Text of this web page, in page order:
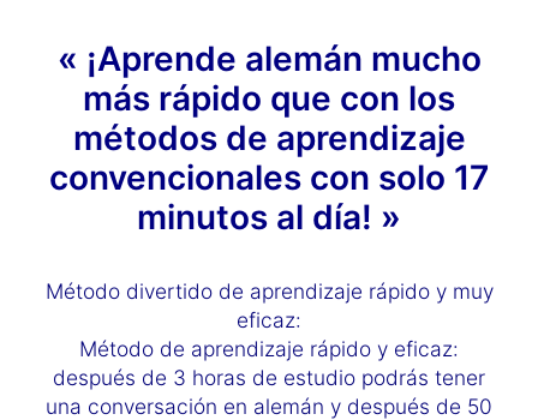
« ¡Aprende alemán mucho
más rápido que con los
métodos de aprendizaje
convencionales con solo 17
minutos al día! »
Método divertido de aprendizaje rápido y muy
eficaz:
Método de aprendizaje rápido y eficaz:
después de 3 horas de estudio podrás tener
una conversación en alemán y después de 50